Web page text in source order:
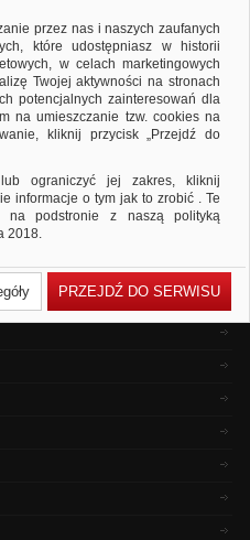
inne filtry i wyszukaj
poprawnie napisane.
przez nas i naszych zaufanych
które udostępniasz w historii
w celach marketingowych
Twojej aktywności na stronach
potencjalnych zainteresowań dla
na umieszczanie tzw. cookies na
kliknij przycisk „Przejdź do
ograniczyć jej zakres, kliknij
informacje o tym jak to zrobić . Te
na podstronie z naszą polityką
2018.
podczas zakładania konta. Każda
ją w dowolnym momencie
PRZEJDŹ DO SERWISU